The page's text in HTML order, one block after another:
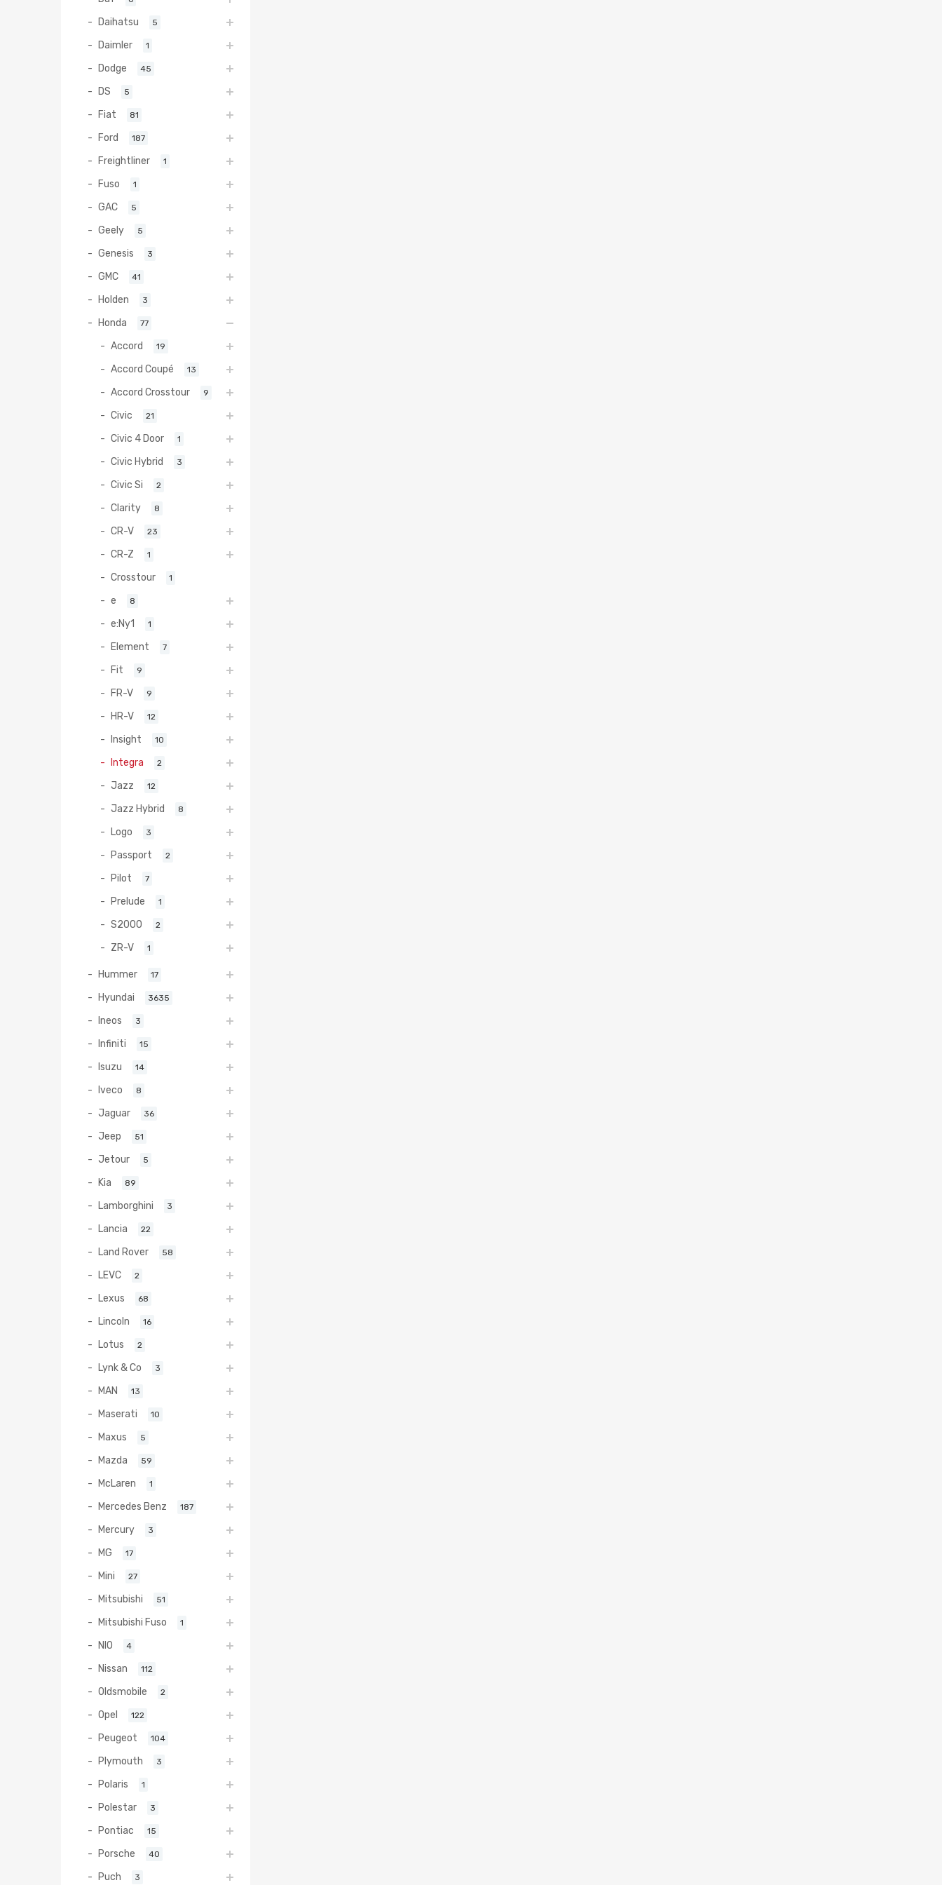
Daihatsu 5
Daimler 1
Dodge 45
DS 5
Fiat 81
Ford 187
Freightliner 1
Fuso 1
GAC 5
Geely 5
Genesis 3
GMC 41
Holden 3
Honda 77
Accord 19
Accord Coupé 13
Accord Crosstour 9
Civic 21
Civic 4 Door 1
Civic Hybrid 3
Civic Si 2
Clarity 8
CR-V 23
CR-Z 1
Crosstour 1
e 8
e:Ny1 1
Element 7
Fit 9
FR-V 9
HR-V 12
Insight 10
Integra 2
Jazz 12
Jazz Hybrid 8
Logo 3
Passport 2
Pilot 7
Prelude 1
S2000 2
ZR-V 1
Hummer 17
Hyundai 3635
Ineos 3
Infiniti 15
Isuzu 14
Iveco 8
Jaguar 36
Jeep 51
Jetour 5
Kia 89
Lamborghini 3
Lancia 22
Land Rover 58
LEVC 2
Lexus 68
Lincoln 16
Lotus 2
Lynk & Co 3
MAN 13
Maserati 10
Maxus 5
Mazda 59
McLaren 1
Mercedes Benz 187
Mercury 3
MG 17
Mini 27
Mitsubishi 51
Mitsubishi Fuso 1
NIO 4
Nissan 112
Oldsmobile 2
Opel 122
Peugeot 104
Plymouth 3
Polaris 1
Polestar 3
Pontiac 15
Porsche 40
Puch 3